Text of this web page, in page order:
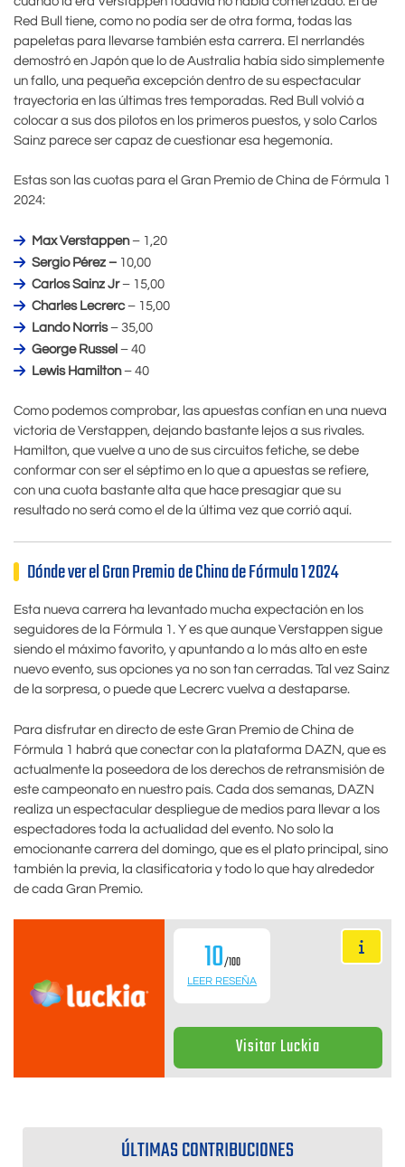
Red Bull tiene, como no podía ser de otra forma, todas las
papeletas para llevarse también esta carrera. El nerrlandés
demostró en Japón que lo de Australia había sido simplemente
un fallo, una pequeña excepción dentro de su espectacular
trayectoria en las últimas tres temporadas. Red Bull volvió a
colocar a sus dos pilotos en los primeros puestos, y solo Carlos
Sainz parece ser capaz de cuestionar esa hegemonía.
Estas son las cuotas para el Gran Premio de China de Fórmula 1
2024:
Max Verstappen– 1,20
Sergio Pérez – 10,00
Carlos Sainz Jr– 15,00
Charles Lecrerc– 15,00
Lando Norris– 35,00
George Russel – 40
Lewis Hamilton– 40
Como podemos comprobar, las apuestas confían en una nueva
victoria de Verstappen, dejando bastante lejos a sus rivales.
Hamilton, que vuelve a uno de sus circuitos fetiche, se debe
conformar con ser el séptimo en lo que a apuestas se refiere,
con una cuota bastante alta que hace presagiar que su
resultado no será como el de la última vez que corrió aquí.
Dónde ver el Gran Premio de China de Fórmula 1 2024
Esta nueva carrera ha levantado mucha expectación en los
seguidores de la Fórmula 1. Y es que aunque Verstappen sigue
siendo el máximo favorito, y apuntando a lo más alto en este
nuevo evento, sus opciones ya no son tan cerradas. Tal vez Sainz
de la sorpresa, o puede que Lecrerc vuelva a destaparse.
Para disfrutar en directo de este Gran Premio de China de
Fórmula 1 habrá que conectar con la plataforma DAZN, que es
actualmente la poseedora de los derechos de retransmisión de
este campeonato en nuestro país. Cada dos semanas, DAZN
realiza un espectacular despliegue de medios para llevar a los
espectadores toda la actualidad del evento. No solo la
emocionante carrera del domingo, que es el plato principal, sino
también la previa, la clasificatoria y todo lo que hay alrededor
de cada Gran Premio.
10/100
LEER RESEÑA
Visitar Luckia
ÚLTIMAS CONTRIBUCIONES